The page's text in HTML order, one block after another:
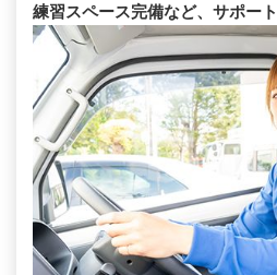
練習スペース完備など、サポー